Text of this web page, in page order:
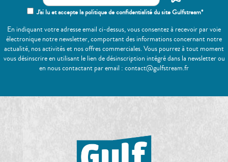
J'ai lu et accepte la politique de confidentialité du site Gulfstream*
En indiquant votre adresse email ci-dessus, vous consentez à recevoir par voie
électronique notre newsletter, comportant des informations concernant notre
actualité, nos activités et nos offres commerciales. Vous pourrez à tout moment
vous désinscrire en utilisant le lien de désinscription intégré dans la newsletter ou
en nous contactant par email : contact@gulfstream.fr